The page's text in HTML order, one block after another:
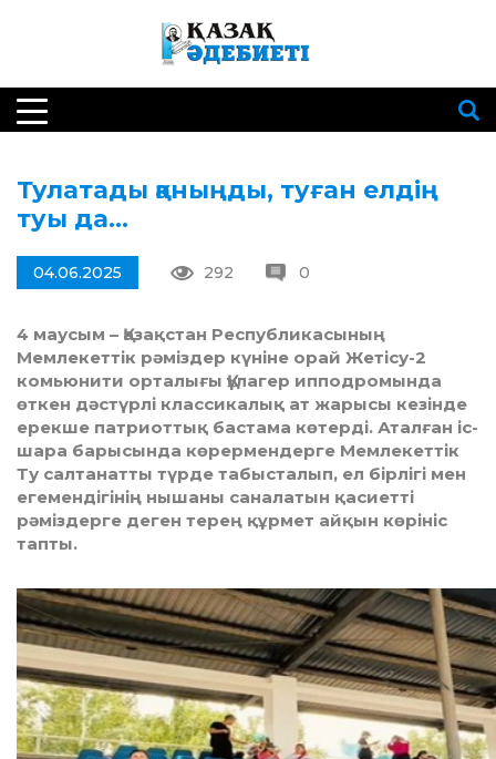
Тулатады қаныңды, туған елдің
туы да…
04.06.2025 292 0
4 маусым – Қазақстан Республикасының
Мемлекеттік рәміздер күніне орай Жетісу-2
комьюнити орталығы Құлагер ипподромында
өткен дәстүрлі классикалық ат жарысы кезінде
ерекше патриоттық бастама көтерді. Аталған іс-
шара барысында көрермендерге Мемлекеттік
Ту салтанатты түрде табысталып, ел бірлігі мен
егемендігінің нышаны саналатын қасиетті
рәміздерге деген терең құрмет айқын көрініс
тапты.